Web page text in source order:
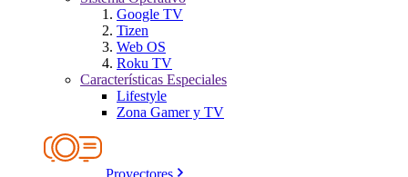
Google TV
Tizen
Web OS
Roku TV
Características Especiales
Lifestyle
Zona Gamer y TV
Proyectores